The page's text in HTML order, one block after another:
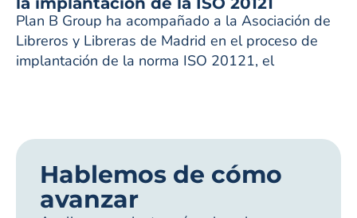
Plan B Group ha acompañado a la Asociación de
Libreros y Libreras de Madrid en el proceso de
implantación de la norma ISO 20121, el
Hablemos de cómo
avanzar